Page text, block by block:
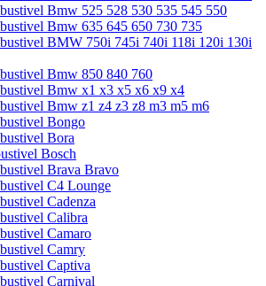
Bmw 525 528 530 535 545 550
Bmw 635 645 650 730 735
BMW 750i 745i 740i 118i 120i 130i
Bmw 850 840 760
Bmw x1 x3 x5 x6 x9 x4
Bmw z1 z4 z3 z8 m3 m5 m6
Bongo
Bora
Bosch
Brava Bravo
C4 Lounge
Cadenza
Calibra
Camaro
Camry
Captiva
Carnival